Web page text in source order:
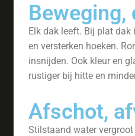
Elk dak leeft. Bij plat dak
en versterken hoeken.
insnijden. Ook kleur en
rustiger bij hitte en
Afschot,
Stilstaand water